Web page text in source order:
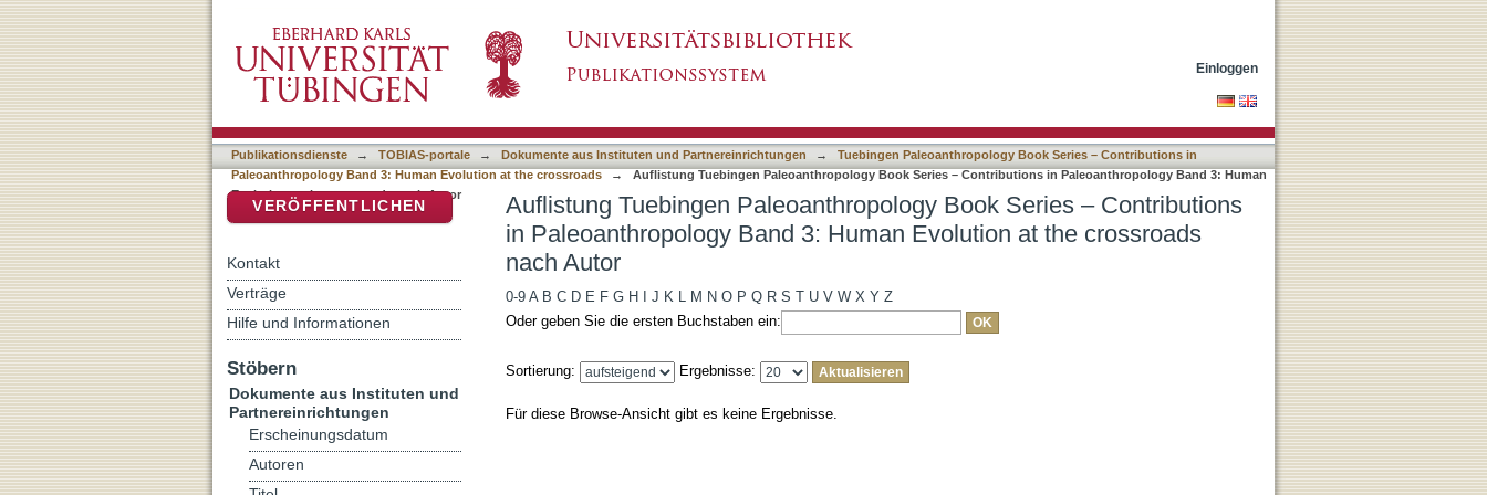
3: Human Evolution at the crossroads nach Autor
Einloggen
Publikationsdienste → TOBIAS-portale → Dokumente aus Instituten und Partnereinrichtungen →
Tuebingen Paleoanthropology Book Series – Contributions in
Paleoanthropology Band 3: Human Evolution at the crossroads
→
Auflistung Tuebingen Paleoanthropology Book Series – Contributions in Paleoanthropology Band 3: Human
Evolution at the crossroads nach Autor
Auflistung Tuebingen Paleoanthropology Book Series – Contributions
in Paleoanthropology Band 3: Human Evolution at the crossroads
nach Autor
0-9 A B C D E F G H J K L M N O P Q R S T U V W X Y Z
Oder geben Sie die ersten Buchstaben ein:
Sortierung: Ergebnisse:
Für diese Browse-Ansicht gibt es keine Ergebnisse.
VERÖFFENTLICHEN
Kontakt
Verträge
Hilfe und Informationen
Stöbern
Dokumente aus Instituten und
Partnereinrichtungen
Erscheinungsdatum
Autoren